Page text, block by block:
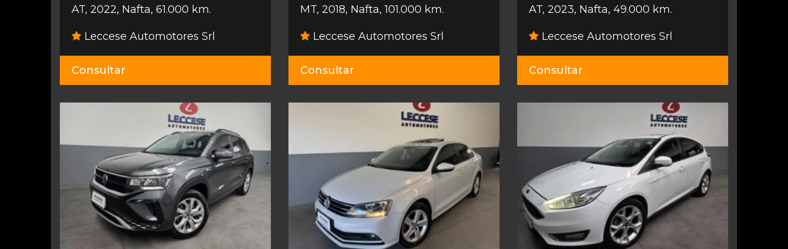
AT, 2022, Nafta, 61.000 km.
Leccese Automotores Srl
Consultar
MT, 2018, Nafta,101.000 km.
Leccese Automotores Srl
Consultar
AT, 2023, Nafta, 49.000 km.
Leccese Automotores Srl
Consultar